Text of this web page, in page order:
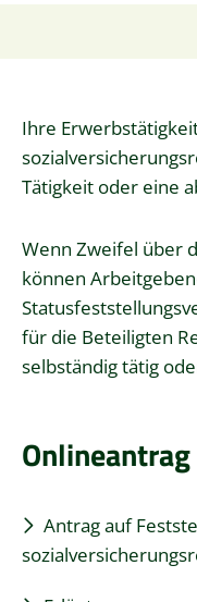
Ihre
Tätigkeit oder eine
Wenn Zweifel über
können
für die Beteiligten
selbständig tätig
Antrag auf